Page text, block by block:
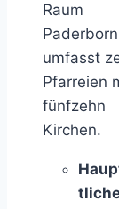
Raum
Paderborn
umfasst
Pfarreien
fünfzehn
Kirchen.